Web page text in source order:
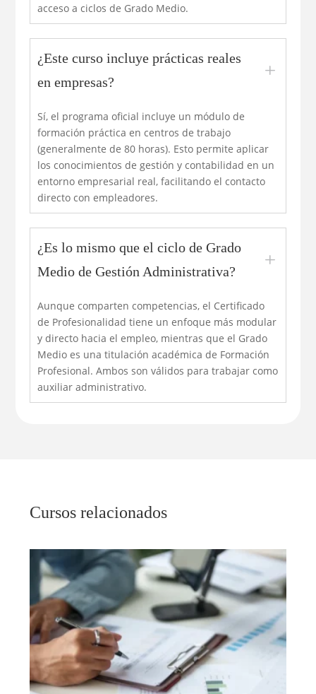
acceso a ciclos de Grado Medio.
¿Este curso incluye prácticas reales
en empresas?
L
Sí, el programa oficial incluye un módulo de
formación práctica en centros de trabajo
(generalmente de 80 horas). Esto permite aplicar
los conocimientos de gestión y contabilidad en un
entorno empresarial real, facilitando el contacto
directo con empleadores.
¿Es lo mismo que el ciclo de Grado
Medio de Gestión Administrativa?
L
Aunque comparten competencias, el Certificado
de Profesionalidad tiene un enfoque más modular
y directo hacia el empleo, mientras que el Grado
Medio es una titulación académica de Formación
Profesional. Ambos son válidos para trabajar como
auxiliar administrativo.
Cursos relacionados